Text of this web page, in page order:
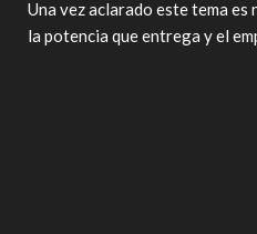
Una vez aclarado este tema
la potencia que entrega y el